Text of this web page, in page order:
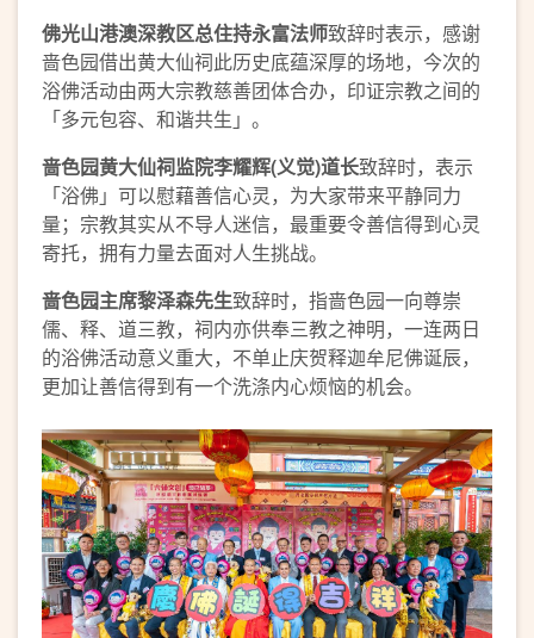
佛光山港澳深教区总住持永富法师致辞时表示，感谢
啬色园借出黄大仙祠此历史底蕴深厚的场地，今次的
浴佛活动由两大宗教慈善团体合办，印证宗教之间的
「多元包容、和谐共生」。
啬色园黄大仙祠监院李耀辉(义觉)道长致辞时，表示
「浴佛」可以慰藉善信心灵，为大家带来平静同力
量；宗教其实从不导人迷信，最重要令善信得到心灵
寄托，拥有力量去面对人生挑战。
啬色园主席黎泽森先生致辞时，指啬色园一向尊崇
儒、释、道三教，祠内亦供奉三教之神明，一连两日
的浴佛活动意义重大，不单止庆贺释迦牟尼佛诞辰，
更加让善信得到有一个洗涤内心烦恼的机会。